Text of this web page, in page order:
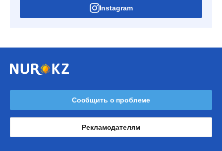
Instagram
Сообщить о проблеме
Рекламодателям